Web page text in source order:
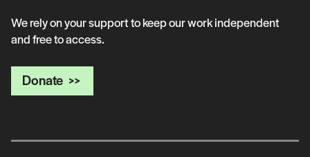
We rely on your support to keep our work independent
and free to access.
Donate